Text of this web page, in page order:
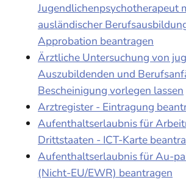
Jugendlichenpsychotherapeut
ausländischer
Approbation beantragen
Ärztliche Untersuchung von
Auszubildenden und
Bescheinigung vorlegen lassen
Arztregister - Eintragung
Aufenthaltserlaubnis für
Drittstaaten - ICT-Karte
Aufenthaltserlaubnis für Au-
(Nicht-EU/EWR) beantragen